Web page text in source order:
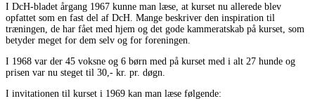
I DcH-bladet årgang 1967 kunne man læse, at kurset nu allerede blev
opfattet som en fast del af DcH. Mange beskriver den inspiration til
træningen, de har fået med hjem og det gode kammeratskab på kurset, som
betyder meget for dem selv og for foreningen.
I 1968 var der 45 voksne og 6 børn med på kurset med i alt 27 hunde og
prisen var nu steget til 30,- kr. pr. døgn.
I invitationen til kurset i 1969 kan man læse følgende: